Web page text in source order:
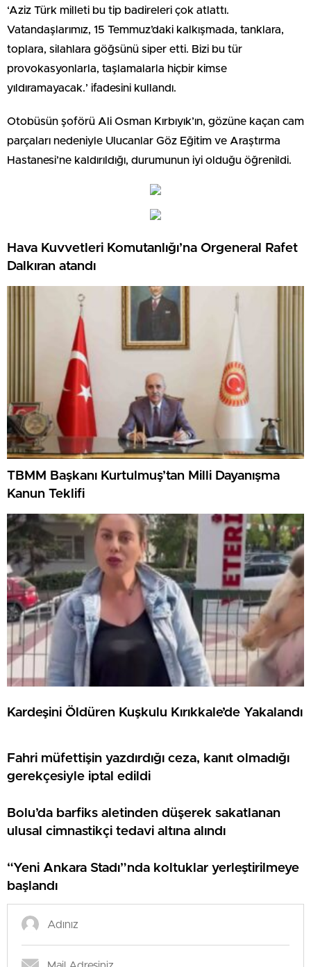
‘Aziz Türk milleti bu tip badireleri çok atlattı.
Vatandaşlarımız, 15 Temmuz’daki kalkışmada, tanklara,
toplara, silahlara göğsünü siper etti. Bizi bu tür
provokasyonlarla, taşlamalarla hiçbir kimse
yıldıramayacak.’ ifadesini kullandı.
Otobüsün şoförü Ali Osman Kırbıyık’ın, gözüne kaçan cam
parçaları nedeniyle Ulucanlar Göz Eğitim ve Araştırma
Hastanesi’ne kaldırıldığı, durumunun iyi olduğu öğrenildi.
Hava Kuvvetleri Komutanlığı’na Orgeneral Rafet
Dalkıran atandı
TBMM Başkanı Kurtulmuş’tan Milli Dayanışma
Kanun Teklifi
Kardeşini Öldüren Kuşkulu Kırıkkale’de Yakalandı
Fahri müfettişin yazdırdığı ceza, kanıt olmadığı
gerekçesiyle iptal edildi
Bolu’da barfiks aletinden düşerek sakatlanan
ulusal cimnastikçi tedavi altına alındı
“Yeni Ankara Stadı”nda koltuklar yerleştirilmeye
başlandı